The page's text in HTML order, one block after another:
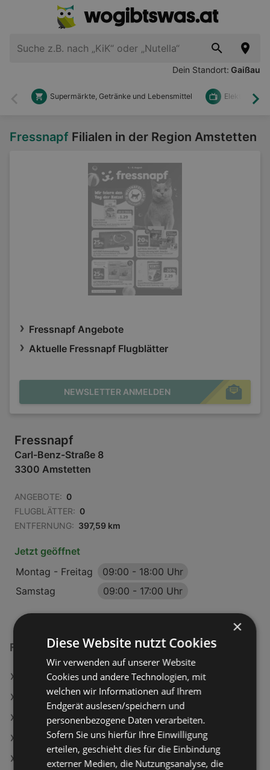
Dein Standort: Gaißau
Zurück
Supermärkte, Getränke und Lebensmittel Elektronik
Fressnapf Filialen in der Region Amstetten
Fressnapf Angebote
Aktuelle Fressnapf Flugblätter
NEWSLETTER ANMELDEN
Fressnapf
Carl-Benz-Straße 8
3300 Amstetten
ANGEBOTE: 0
FLUGBLÄTTER: 0
ENTFERNUNG: 397,59 km
Jetzt geöffnet
Montag - Freitag
09:00 - 18:00 Uhr
Samstag
09:00 - 17:00 Uhr
Fressnapf Filialen in:
Fressnapf in Groß-Enzersdorf
Fressnapf in Klosterneuburg
Fressnapf in Freistadt
Fressnapf in Timelkam
Fressnapf in Sankt Bernhard-Frauenhofen
×
Diese Website nutzt Cookies
Wir verwenden auf unserer Website
Cookies und andere Technologien, mit
welchen wir Informationen auf Ihrem
Endgerät auslesen/speichern und
personenbezogene Daten verarbeiten.
Sofern Sie uns hierfür Ihre Einwilligung
erteilen, geschieht dies für die Einbindung
externer Medien, die Nutzungsanalyse, die